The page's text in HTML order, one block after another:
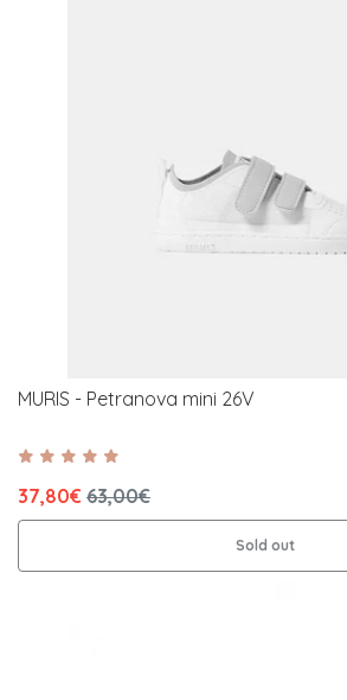
MURIS - Petranova mini 26V
37,80€ 63,00€
Sold out